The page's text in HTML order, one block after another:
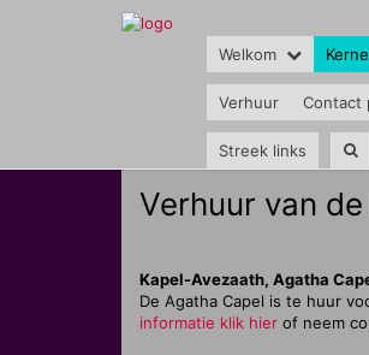
Welkom
Verhuur Contact
Streek links
Verhuur van
Kapel-Avezaath, Agatha
De Agatha Capel is te huur
informatie klik hier of neem